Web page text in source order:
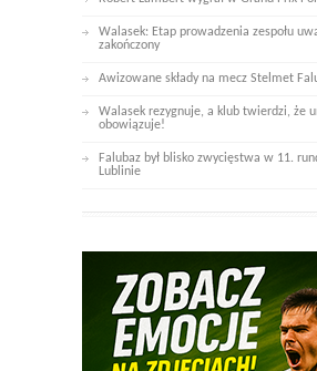
Walasek: Etap prowadzenia zespołu
zakończony
Awizowane składy na mecz Stelmet
Walasek rezygnuje, a klub twierdzi, że
obowiązuje!
Falubaz był blisko zwycięstwa w 11.
Lublinie